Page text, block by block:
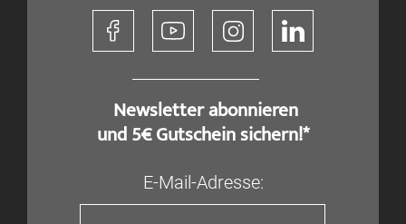
​ Newsletter abonnieren
und 5€ Gutschein sichern!*
E-Mail-Adresse: